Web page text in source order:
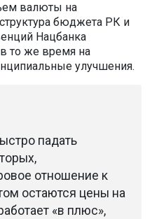
валюты на
бюджета РК и
Нацбанка
то же время на
улучшения.
падать
отношение к
остаются цены на
«в плюс»,